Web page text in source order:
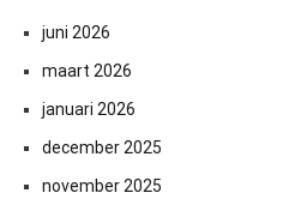
juni 2026
maart 2026
januari 2026
december 2025
november 2025